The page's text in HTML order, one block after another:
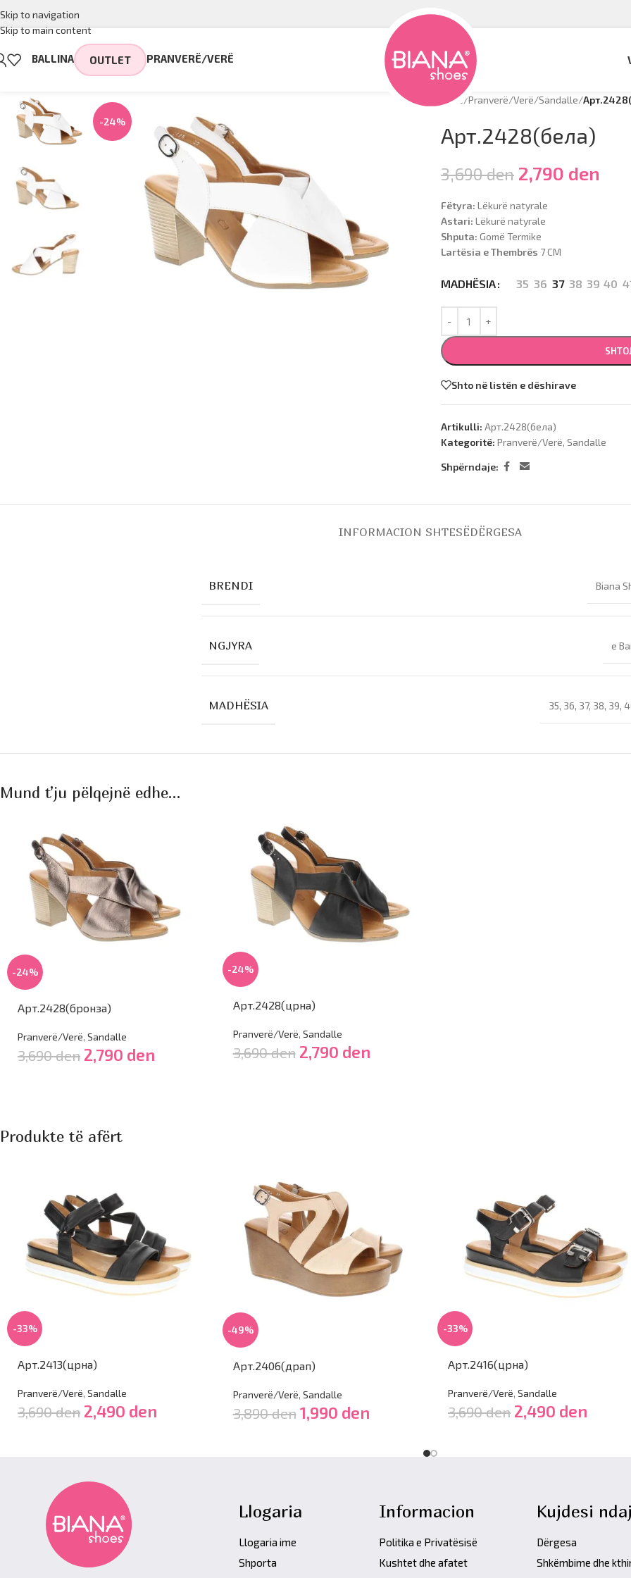
Skip to navigation
Skip to main content
BALLINA OUTLET PRANVERË/VERË
-24%
Hyrje /Pranverë/Verë/Sandalle/
Арт.2428(бела)
3,690den 2,790 den
Fëtyra: Lëkurë natyrale
Astari: Lëkurë natyrale
Shputa: Gomë Termike
Lartësia e Thembrës 7 CM
MADHËSIA 35 36 37 38 39 40
Shto në listën e dëshirave
Artikulli: Арт.2428(бела)
Kategoritë: Pranverë/Verë, Sandalle
Shpërndaje:
INFORMACION SHTESËDËRGESA
BRENDI Biana
NGJYRA e
MADHËSIA 35, 36, 37, 38, 39,
Mund t’ju pëlqejnë edhe…
-24%
Арт.2428(бронза)
Pranverë/Verë, Sandalle
3,690den 2,790 den
-24%
Арт.2428(црна)
Pranverë/Verë, Sandalle
3,690den 2,790 den
Produkte të afërt
-33%
Арт.2413(црна)
Pranverë/Verë, Sandalle
3,690den 2,490 den
-49%
Арт.2406(драп)
Pranverë/Verë, Sandalle
3,890den 1,990 den
-33%
Арт.2416(црна)
Pranverë/Verë, Sandalle
3,690den 2,490 den
Llogaria
Llogaria ime
Shporta
Informacion
Politika e Privatësisë
Kushtet dhe afatet
Kujdesi
Dërgesa
Shkëmbime dhe